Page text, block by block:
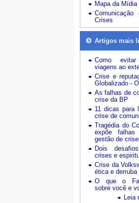
Mapa da Mídia
Crises
Artigos mais
Como
viagens ao
Crise e
Globalizado -
As falhas de
crise da BP
11 dicas para
crise de
Tragédia do
expõe falhas
gestão de
Dois
crises e
Crise da
ética e derruba
O que o
sobre você e
Leia